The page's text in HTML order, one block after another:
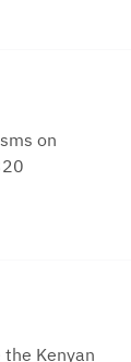
on
the Kenyan